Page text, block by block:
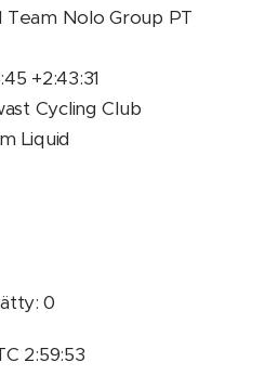
Nolo Group PT
+2:43:31
Cycling Club
Liquid
0
2:59:53